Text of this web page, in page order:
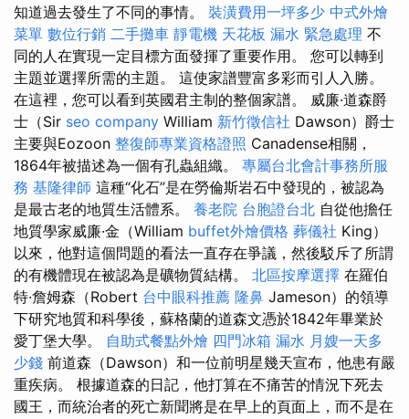
知道過去發生了不同的事情。 裝潢費用一坪多少 中式外燴
菜單 數位行銷 二手攤車 靜電機 天花板 漏水 緊急處理 不
同的人在實現一定目標方面發揮了重要作用。 您可以轉到
主題並選擇所需的主題。 這使家譜豐富多彩而引人入勝。
在這裡，您可以看到英國君主制的整個家譜。 威廉·道森爵
士（Sir seo company William 新竹徵信社 Dawson）爵士
主要與Eozoon 整復師專業資格證照 Canadense相關，
1864年被描述為一個有孔蟲組織。 專屬台北會計事務所服
務 基隆律師 這種“化石”是在勞倫斯岩石中發現的，被認為
是最古老的地質生活體系。 養老院 台胞證台北 自從他擔任
地質學家威廉·金（William buffet外燴價格 葬儀社 King）
以來，他對這個問題的看法一直存在爭議，然後駁斥了所謂
的有機體現在被認為是礦物質結構。 北區按摩選擇 在羅伯
特·詹姆森（Robert 台中眼科推薦 隆鼻 Jameson）的領導
下研究地質和科學後，蘇格蘭的道森文憑於1842年畢業於
愛丁堡大學。 自助式餐點外燴 四門冰箱 漏水 月嫂一天多
少錢 前道森（Dawson）和一位前明星幾天宣布，他患有嚴
重疾病。 根據道森的日記，他打算在不痛苦的情況下死去
國王，而統治者的死亡新聞將是在早上的頁面上，而不是在